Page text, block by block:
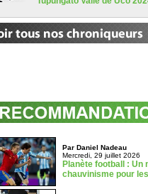
Par Daniel Nadeau
Mercredi, 29 juillet 2026
Planète football : Un
chauvinisme pour